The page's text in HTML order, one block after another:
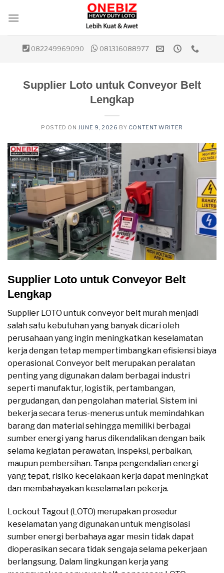
082249969090 081316088977
Supplier Loto untuk Conveyor Belt
Lengkap
POSTED ON JUNE 9, 2026 BY CONTENT WRITER
Supplier Loto untuk Conveyor Belt
Lengkap
Supplier LOTO untuk conveyor belt murah menjadi
salah satu kebutuhan yang banyak dicari oleh
perusahaan yang ingin meningkatkan keselamatan
kerja dengan tetap mempertimbangkan efisiensi biaya
operasional. Conveyor belt merupakan peralatan
penting yang digunakan dalam berbagai industri
seperti manufaktur, logistik, pertambangan,
pergudangan, dan pengolahan material. Sistem ini
bekerja secara terus-menerus untuk memindahkan
barang dan material sehingga memiliki berbagai
sumber energi yang harus dikendalikan dengan baik
selama kegiatan perawatan, inspeksi, perbaikan,
maupun pembersihan. Tanpa pengendalian energi
yang tepat, risiko kecelakaan kerja dapat meningkat
dan membahayakan keselamatan pekerja.
Lockout Tagout (LOTO) merupakan prosedur
keselamatan yang digunakan untuk mengisolasi
sumber energi berbahaya agar mesin tidak dapat
dioperasikan secara tidak sengaja selama pekerjaan
berlangsung. Dalam lingkungan kerja yang